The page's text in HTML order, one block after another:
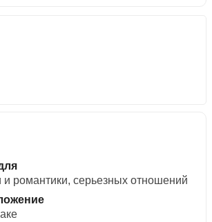
романтики, cерьезных отношений